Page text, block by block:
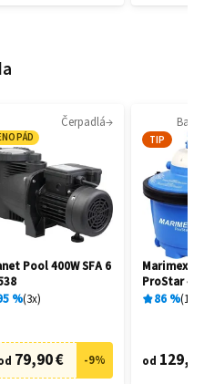
Čerpadlá
Pool 400W SFA 6
% 3x
79,90 € -9%
TIP
Marimex
ProStar 4
filtrácia
86% 136
od